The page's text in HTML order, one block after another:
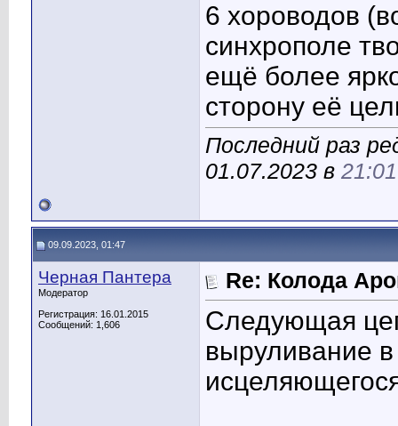
6 хороводов
синхрополе
ещё более
сторону её
Последний раз
01.07.2023 в 21:01
09.09.2023, 01:47
Черная Пантера
Модератор
Регистрация: 16.01.2015
Сообщений: 1,606
Re: Колода
Следующая
выруливание